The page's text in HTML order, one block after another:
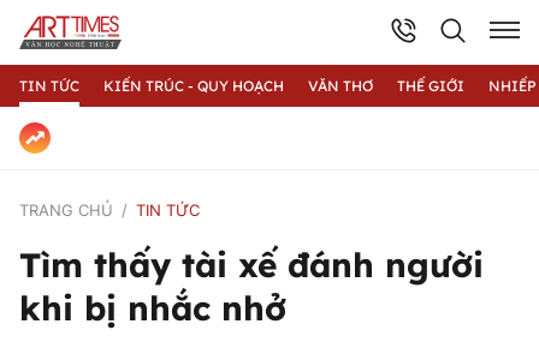
TIN TỨC KIẾN TRÚC - QUY HOẠCH VĂN THƠ THẾ GIỚI
TRANG CHỦ TIN TỨC
Tìm thấy tài xế đánh người
khi bị nhắc nhở